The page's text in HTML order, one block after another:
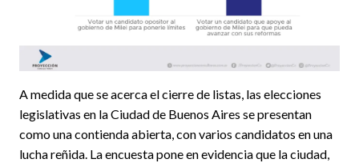
A medida que se acerca el cierre de listas, las elecciones
legislativas en la Ciudad de Buenos Aires se presentan
como una contienda abierta, con varios candidatos en una
lucha reñida. La encuesta pone en evidencia que la ciudad,